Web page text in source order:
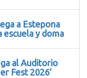
a Estepona
escuela y doma
al Auditorio
Fest 2026’